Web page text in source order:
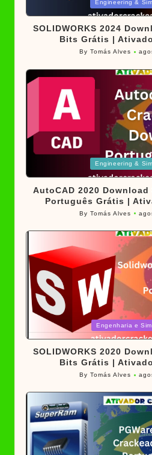
in
Engineering &
SOLIDWORKS 2024
Bits Grátis |
Posted
ByTomás Alves
in
Engineering &
AutoCAD 2020
Português Grátis |
Posted
ByTomás Alves
Posted
in
Engenharia e
SOLIDWORKS 2020
Bits Grátis |
Posted
ByTomás Alves